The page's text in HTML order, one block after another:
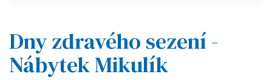
Dny zdravého sezení -
Nábytek Mikulík